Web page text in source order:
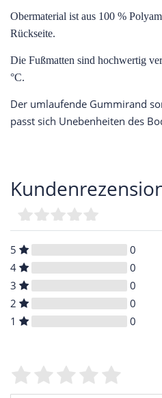
Obermaterial ist aus 100 %
Rückseite.
Die Fußmatten sind hochwertig
°C.
Der umlaufende Gummirand
passt sich Unebenheiten des
5
0
4
0
3
0
2
0
1
0
Bewertungssterne
4
3
2
1